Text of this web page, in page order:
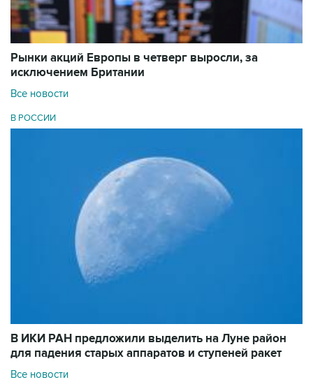
Рынки акций Европы в четверг выросли, за
исключением Британии
Все новости
В РОССИИ
В ИКИ РАН предложили выделить на Луне район
для падения старых аппаратов и ступеней ракет
Все новости